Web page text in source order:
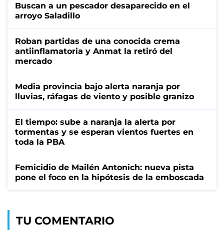
Buscan a un pescador desaparecido en el
arroyo Saladillo
Roban partidas de una conocida crema
antiinflamatoria y Anmat la retiró del
mercado
Media provincia bajo alerta naranja por
lluvias, ráfagas de viento y posible granizo
El tiempo: sube a naranja la alerta por
tormentas y se esperan vientos fuertes en
toda la PBA
Femicidio de Mailén Antonich: nueva pista
pone el foco en la hipótesis de la emboscada
TU COMENTARIO